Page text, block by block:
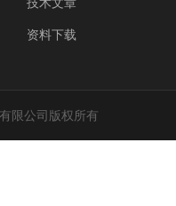
资料下载
限公司版权所有